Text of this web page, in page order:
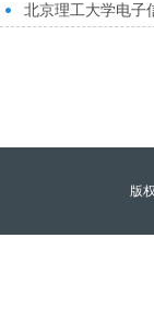
北京理工大学电子
版